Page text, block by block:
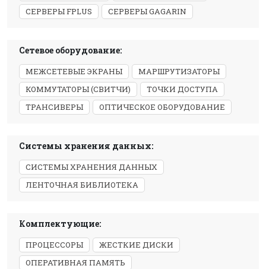
СЕРВЕРЫ FPLUS
СЕРВЕРЫ GAGARIN
Сетевое оборудование:
МЕЖСЕТЕВЫЕ ЭКРАНЫ
МАРШРУТИЗАТОРЫ
КОММУТАТОРЫ (СВИТЧИ)
ТОЧКИ ДОСТУПА
ТРАНСИВЕРЫ
ОПТИЧЕСКОЕ ОБОРУДОВАНИЕ
Системы хранения данных:
СИСТЕМЫ ХРАНЕНИЯ ДАННЫХ
ЛЕНТОЧНАЯ БИБЛИОТЕКА
Комплектующие:
ПРОЦЕССОРЫ
ЖЕСТКИЕ ДИСКИ
ОПЕРАТИВНАЯ ПАМЯТЬ